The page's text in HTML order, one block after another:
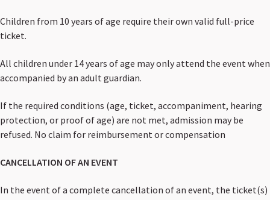
Children from 10 years of age require their own valid full-price
ticket.
All children under 14 years of age may only attend the event when
accompanied by an adult guardian.
If the required conditions (age, ticket, accompaniment, hearing
protection, or proof of age) are not met, admission may be
refused. No claim for reimbursement or compensation
CANCELLATION OF AN EVENT
In the event of a complete cancellation of an event, the ticket(s)